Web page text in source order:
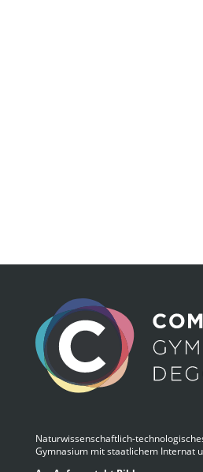
Naturwissenschaftlich-
Gymnasium mit staatlichem Internat